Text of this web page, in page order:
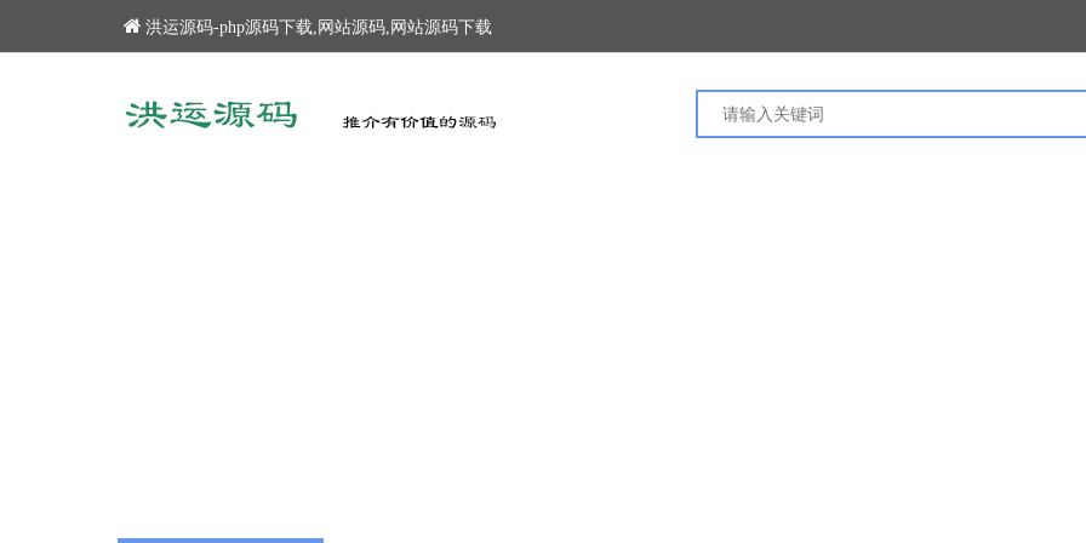
洪运源码-php源码下载,网站源码,网站源码下载